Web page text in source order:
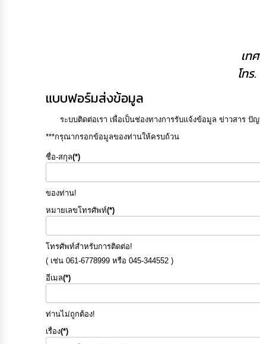
เท
แบบฟอร์มส่งข้อมูล
ระบบติดต่อเรา เพื่อเป็นช่องทางการรับแจ้งข้อมูล ข่าวสาร ปั
***กรุณากรอกข้อมูลของท่านให้ครบถ้วน
ชื่อ-สกุล(*)
ของท่าน!
หมายเลขโทรศัพท์(*)
โทรศัพท์สำหรับการติดต่อ!
( เช่น 061-6778999 หรือ 045-344552 )
อีเมล(*)
ท่านไม่ถูกต้อง!
เรื่อง(*)